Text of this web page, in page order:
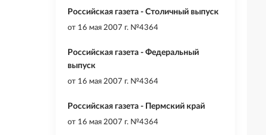
Российская газета - Столичный выпуск
от 16 мая 2007 г. №4364
Российская газета - Федеральный
выпуск
от 16 мая 2007 г. №4364
Российская газета - Пермский край
от 16 мая 2007 г. №4364